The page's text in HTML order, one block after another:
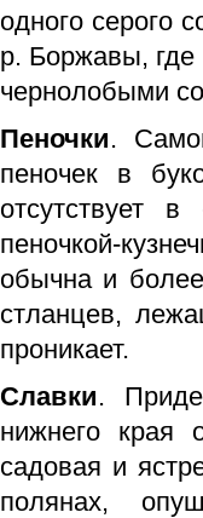
одного серого
р. Боржавы,
чернолобыми
Пеночки.
пеночек в
отсутствует
пеночкой-
обычна и
стланцев,
проникает.
Славки.
нижнего края
садовая и
полянах,